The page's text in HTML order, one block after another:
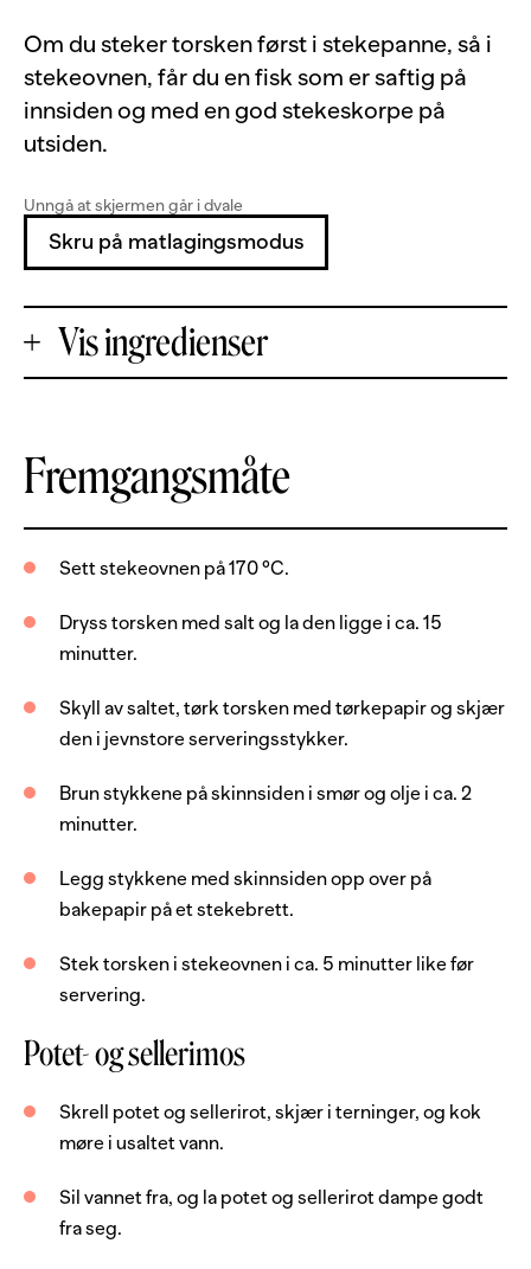
Om du steker torsken først i stekepanne, så i
stekeovnen, får du en fisk som er saftig på
innsiden og med en god stekeskorpe på
utsiden.
Unngå at skjermen går i dvale
Skru på matlagingsmodus
Vis ingredienser
Porsjoner
2 kg
torskefilet
4 ss smør
Potet- og sellerimos
500 g
1 dl
kremfløte
salt og hvit pepper
Rødvinssaus
2 stk
sjalottløk
3 dl
rødvin
200 g
smør
salt og pepper
Fremgangsmåte
Sett stekeovnen på 170 °C.
Dryss torsken med salt og la den ligge i ca. 15
minutter.
Skyll av saltet, tørk torsken med tørkepapir og skjær
den i jevnstore serveringsstykker.
Brun stykkene på skinnsiden i smør og olje i ca. 2
minutter.
Legg stykkene med skinnsiden opp over på
bakepapir på et stekebrett.
Stek torsken i stekeovnen i ca. 5 minutter like før
servering.
Potet- og sellerimos
Skrell potet og sellerirot, skjær i terninger, og kok
møre i usaltet vann.
Sil vannet fra, og la potet og sellerirot dampe godt
fra seg.